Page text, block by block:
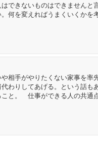
できないものはできませんと
何を変えればうまくいくかを
相手がやりたくない家事を率
わりしてあげる。という話も
こと。 仕事ができる人の共通